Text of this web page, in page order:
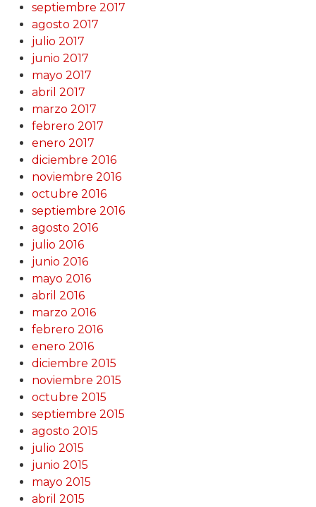
septiembre 2017
agosto 2017
julio 2017
junio 2017
mayo 2017
abril 2017
marzo 2017
febrero 2017
enero 2017
diciembre 2016
noviembre 2016
octubre 2016
septiembre 2016
agosto 2016
julio 2016
junio 2016
mayo 2016
abril 2016
marzo 2016
febrero 2016
enero 2016
diciembre 2015
noviembre 2015
octubre 2015
septiembre 2015
agosto 2015
julio 2015
junio 2015
mayo 2015
abril 2015